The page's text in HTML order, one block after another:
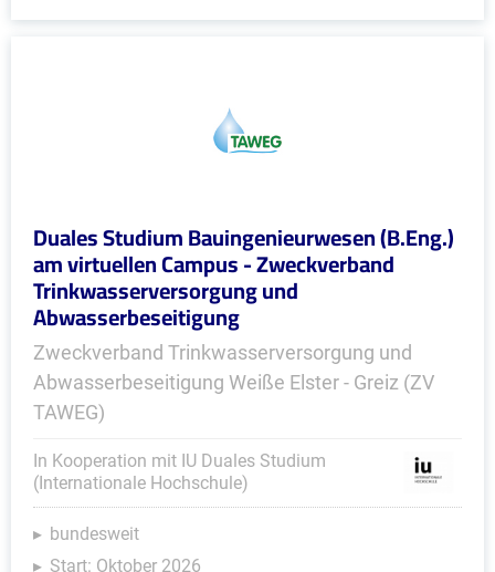
Duales Studium Bauingenieurwesen (B.Eng.)
am virtuellen Campus - Zweckverband
Trinkwasserversorgung und
Abwasserbeseitigung
Zweckverband Trinkwasserversorgung und
Abwasserbeseitigung Weiße Elster - Greiz (ZV
TAWEG)
In Kooperation mit IU Duales Studium
(Internationale Hochschule)
bundesweit
Start: Oktober 2026